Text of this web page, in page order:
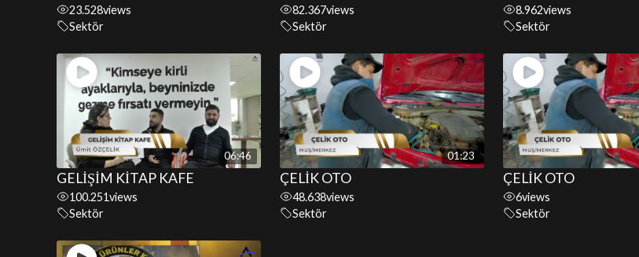
23.528views
Sektör
82.367views
Sektör
8.962views
Sektör
06:46
GELİŞİM KİTAP KAFE
100.251views
Sektör
01:23
ÇELİK OTO
48.638views
Sektör
ÇELİK OTO
6views
Sektör